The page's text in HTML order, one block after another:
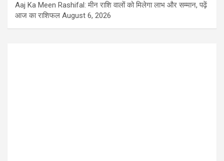
Aaj Ka Meen Rashifal: मीन राशि वालों को मिलेगा लाभ और सम्मान, पढ़ें
आज का राशिफल August 6, 2026